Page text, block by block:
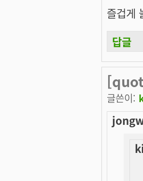
즐겁게
답글
글쓴이: